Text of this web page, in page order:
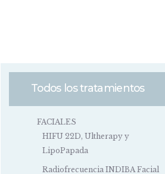
Todos los tratamientos
FACIALES
HIFU 22D, Ultherapy y
LipoPapada
Radiofrecuencia INDIBA Facial